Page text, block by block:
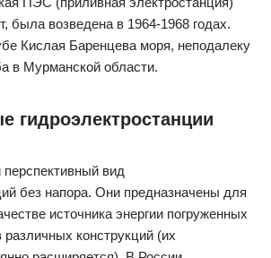
была возведена в 1964-1968 годах.
Кислая Баренцева моря, неподалеку
в Мурманской области.
гидроэлектростанции
вид
без напора. Они предназначены для
источника энергии погруженных
различных конструкций (их